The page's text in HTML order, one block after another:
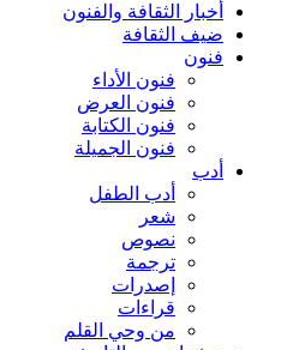
أخبار الثقافة والفنون
ضيف الثقافة
فنون
فنون الأداء
فنون العرض
فنون الكتابة
فنون الجميلة
أدب
أدب الطفل
شعر
نصوص
ترجمة
إصدرات
قراءات
من وحي القلم